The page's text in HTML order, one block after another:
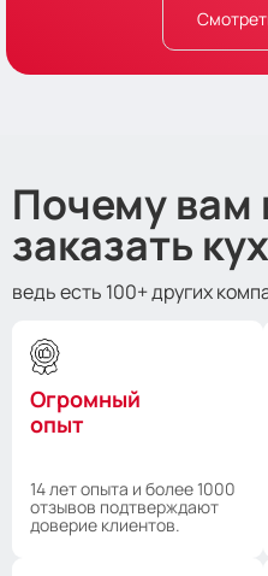
Почему вам
заказать
ведь есть 100+ других
Огромный
опыт
14 лет опыта и более 1000
отзывов подтверждают
доверие клиентов.